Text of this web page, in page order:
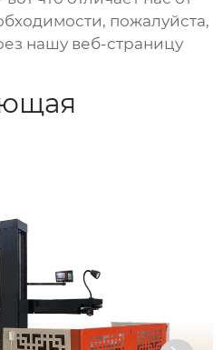
пожалуйста,
нашу веб-страницу